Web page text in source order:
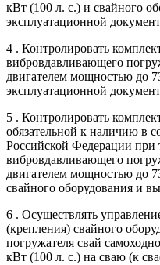
кВт (100 л. с.) и свайного
эксплуатационной
4 . Контролировать
вибровдавливающего
двигателем мощностью до
эксплуатационной
5 . Контролировать
обязательной к наличию в
Российской Федерации при
вибровдавливающего
двигателем мощностью до
свайного оборудования и
6 . Осуществлять
(крепления) свайного
погружателя свай
кВт (100 л. с.) на сваю (к